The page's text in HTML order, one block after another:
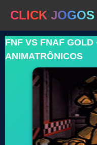
CLICK JOGOS
FNF VS FNAF
ANIMATRÔNICOS